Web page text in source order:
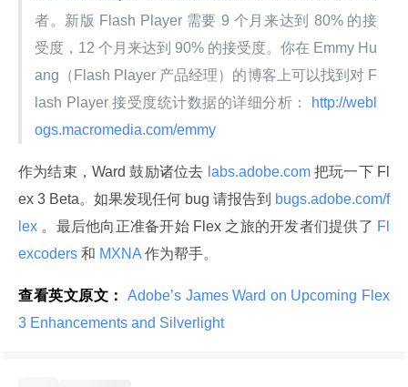
者。新版 Flash Player 需要 9 个月来达到 80% 的接
受度，12 个月来达到 90% 的接受度。你在 Emmy Hu
ang（Flash Player 产品经理）的博客上可以找到对 F
lash Player 接受度统计数据的详细分析：
http://webl
ogs.macromedia.com/emmy
作为结束，Ward 鼓励诸位去 labs.adobe.com 把玩一下 Fl
ex 3 Beta。如果发现任何 bug 请报告到 bugs.adobe.com/f
lex 。最后他向正准备开始 Flex 之旅的开发者们提供了 Fl
excoders 和 MXNA 作为帮手。
查看英文原文：
Adobe’s James Ward on Upcoming Flex
3 Enhancements and Silverlight